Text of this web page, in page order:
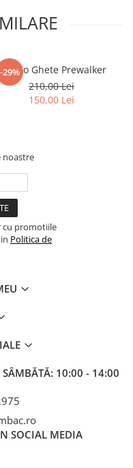
-29%
Ghete Prewalker
210,00 Lei
150,00 Lei
noastre
cu promotiile
Politica de
SÂMBĂTĂ: 10:00 - 14:00
SOCIAL MEDIA